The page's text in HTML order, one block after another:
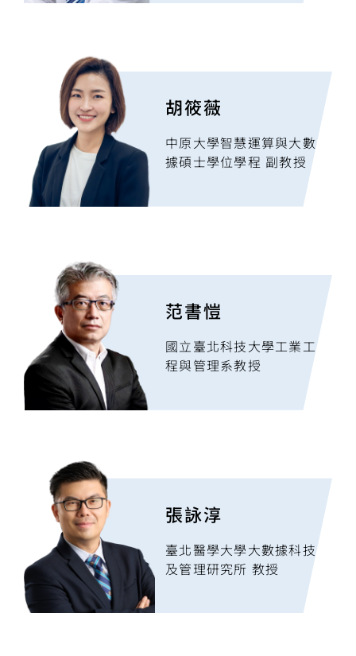
胡筱薇
中原大學智慧運算與大數
據碩士學位學程 副教授
范書愷
國立臺北科技大學工業工
程與管理系教授
張詠淳
臺北醫學大學大數據科技
及管理研究所 教授